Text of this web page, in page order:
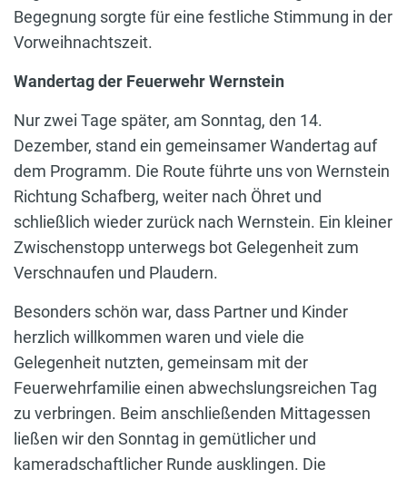
Begegnung sorgte für eine festliche Stimmung in der
Vorweihnachtszeit.
Wandertag der Feuerwehr Wernstein
Nur zwei Tage später, am Sonntag, den 14.
Dezember, stand ein gemeinsamer Wandertag auf
dem Programm. Die Route führte uns von Wernstein
Richtung Schafberg, weiter nach Öhret und
schließlich wieder zurück nach Wernstein. Ein kleiner
Zwischenstopp unterwegs bot Gelegenheit zum
Verschnaufen und Plaudern.
Besonders schön war, dass Partner und Kinder
herzlich willkommen waren und viele die
Gelegenheit nutzten, gemeinsam mit der
Feuerwehrfamilie einen abwechslungsreichen Tag
zu verbringen. Beim anschließenden Mittagessen
ließen wir den Sonntag in gemütlicher und
kameradschaftlicher Runde ausklingen. Die